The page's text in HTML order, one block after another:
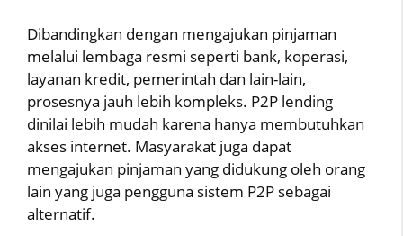
Dibandingkan dengan mengajukan pinjaman
melalui lembaga resmi seperti bank, koperasi,
layanan kredit, pemerintah dan lain-lain,
prosesnya jauh lebih kompleks. P2P lending
dinilai lebih mudah karena hanya membutuhkan
akses internet. Masyarakat juga dapat
mengajukan pinjaman yang didukung oleh orang
lain yang juga pengguna sistem P2P sebagai
alternatif.